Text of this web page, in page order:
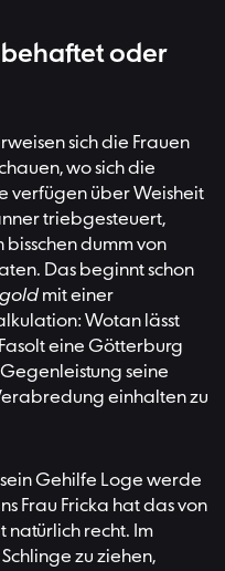
oder
sich die Frauen
wo sich die
verfügen über Weisheit
triebgesteuert,
dumm von
Das beginnt schon
mit einer
Wotan lässt
eine Götterburg
seine
einhalten zu
Gehilfe Loge werde
Frau Fricka hat das von
natürlich recht. Im
zu ziehen,